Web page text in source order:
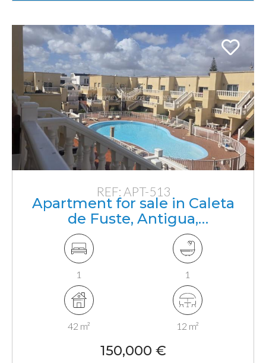
REF: APT-513
Apartment for sale in Caleta
de Fuste, Antigua,
Fuerteventura, Canarias
1 1
42 m² 12 m²
150,000 €